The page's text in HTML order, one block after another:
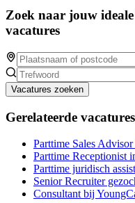
Zoek naar jouw
vacatures
Vacatures zoeken
Gerelateerde vacatures
Parttime Sales
Parttime Receptionist
Parttime juridisch
Senior Recruiter
Consultant bij